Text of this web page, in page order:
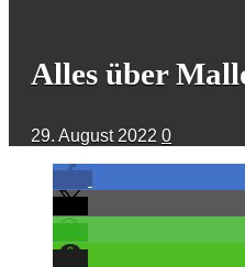
Alles über
29. August 2022 0